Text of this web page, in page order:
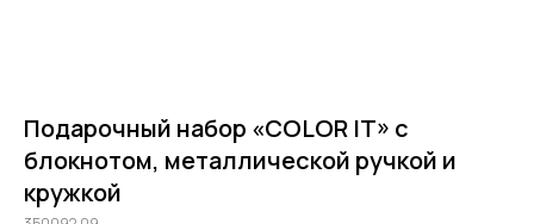
Подарочный набор «COLOR IT» с
блокнотом, металлической ручкой и
кружкой